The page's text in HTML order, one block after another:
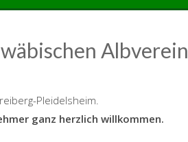
Albverein
Pleidelsheim.
ganz herzlich willkommen.